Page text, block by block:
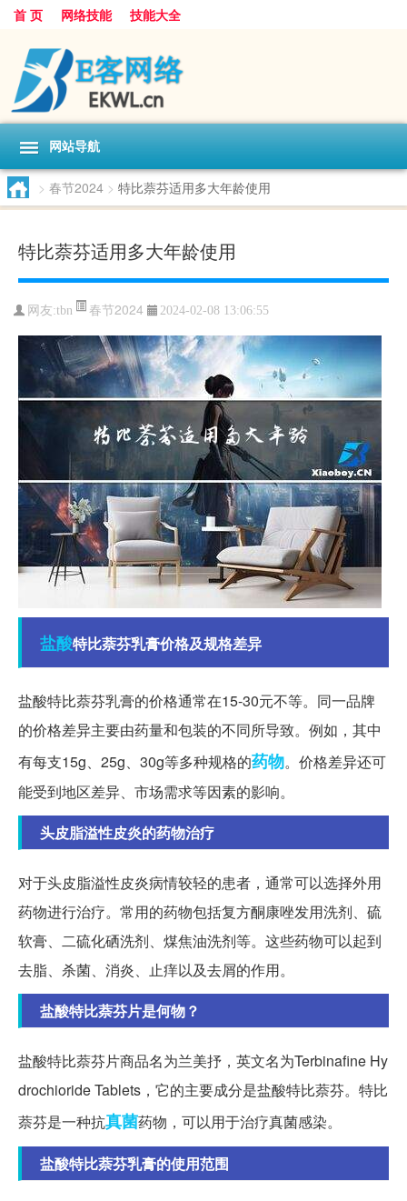
首 页 网络技能 技能大全
网站导航
> 春节2024 > 特比萘芬适用多大年龄使用
特比萘芬适用多大年龄使用
网友:tbn 春节2024 2024-02-08 13:06:55
盐酸特比萘芬乳膏价格及规格差异
盐酸特比萘芬乳膏的价格通常在15-30元不等。同一品牌
的价格差异主要由药量和包装的不同所导致。例如，其中
有每支15g、25g、30g等多种规格的药物。价格差异还可
能受到地区差异、市场需求等因素的影响。
头皮脂溢性皮炎的药物治疗
对于头皮脂溢性皮炎病情较轻的患者，通常可以选择外用
药物进行治疗。常用的药物包括复方酮康唑发用洗剂、硫
软膏、二硫化硒洗剂、煤焦油洗剂等。这些药物可以起到
去脂、杀菌、消炎、止痒以及去屑的作用。
盐酸特比萘芬片是何物？
盐酸特比萘芬片商品名为兰美抒，英文名为Terbinafine Hy
drochioride Tablets，它的主要成分是盐酸特比萘芬。特比
萘芬是一种抗真菌药物，可以用于治疗真菌感染。
盐酸特比萘芬乳膏的使用范围